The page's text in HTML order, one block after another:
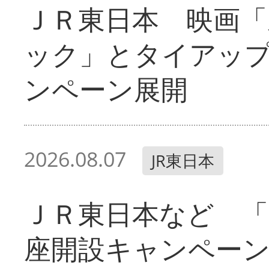
ＪＲ東日本 映画
ック」とタイアッ
ンペーン展開
2026.08.07 JR東日本
ＪＲ東日本など
座開設キャンペー